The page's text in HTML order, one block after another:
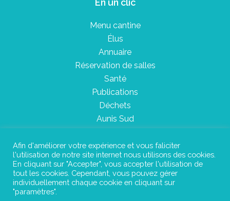
En un clic
Menu cantine
Élus
Annuaire
Réservation de salles
Santé
Publications
Déchets
Aunis Sud
Plan du site
Mentions légales
Afin d'améliorer votre expérience et vous faliciter
l'utilisation de notre site internet nous utilisons des cookies.
En cliquant sur "Accepter", vous accepter l'utilisation de
tout les cookies. Cependant, vous pouvez gérer
individuellement chaque cookie en cliquant sur
"paramètres".